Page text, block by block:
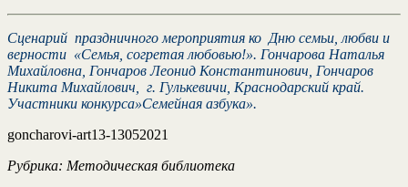
Сценарий праздничного мероприятия ко Дню семьи, любви и
верности «Семья, согретая любовью!». Гончарова Наталья
Михайловна, Гончаров Леонид Константинович, Гончаров
Никита Михайлович, г. Гулькевичи, Краснодарский край.
Участники конкурса»Семейная азбука».
goncharovi-art13-13052021
Рубрика: Методическая библиотека